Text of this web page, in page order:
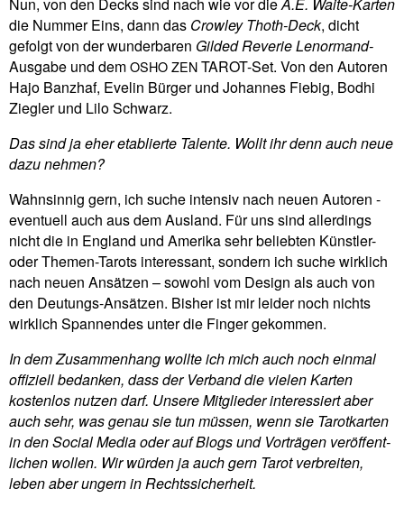
die Nummer Eins, dann das Crowley Thoth-Deck, dicht
gefolgt von der wun­der­baren Gilded Reverie Lenor­mand-
Aus­gabe und demOSHOZENTAROT-Set. Von den Autoren
Hajo Banzhaf, Evelin Bürger und Johannes Fiebig, Bodhi
Ziegler und Lilo Schwarz.
Das sind ja eher eta­blierte Talente. Wollt ihr denn auch neue
dazu nehmen?
Wahn­sinnig gern, ich suche intensiv nach neuen Autoren -
even­tuell auch aus dem Aus­land. Für uns sind aller­dings
nicht die in Eng­land und Ame­rika sehr beliebten Künstler-
oder Themen-Tarots inter­es­sant, son­dern ich suche wirk­lich
nach neuen Ansätzen – sowohl vom Design als auch von
den Deu­tungs-Ansätzen. Bisher ist mir leider noch nichts
wirk­lich Span­nendes unter die Finger gekommen.
In dem Zusam­men­hang wollte ich mich auch noch einmal
offi­ziell bedanken, dass der Ver­band die vielen Karten
kostenlos nutzen darf. Unsere Mit­glieder inter­es­siert aber
auch sehr, was genau sie tun müssen, wenn sie Tarot­karten
in den Social Media oder auf Blogs und Vor­trägen ver­öf­fent­
li­chen wollen. Wir würden ja auch gern Tarot ver­breiten,
leben aber ungern in Rechtssicherheit.